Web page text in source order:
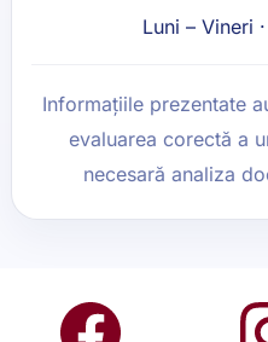
Luni – Vineri
Informațiile prezentate
evaluarea corectă a
necesară analiza